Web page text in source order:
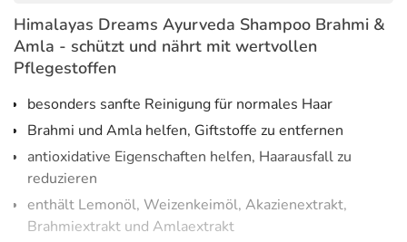
Himalayas Dreams Ayurveda Shampoo Brahmi &
Amla - schützt und nährt mit wertvollen
Pflegestoffen
besonders sanfte Reinigung für normales Haar
Brahmi und Amla helfen, Giftstoffe zu entfernen
antioxidative Eigenschaften helfen, Haarausfall zu
reduzieren
enthält Lemonöl, Weizenkeimöl, Akazienextrakt,
Brahmiextrakt und Amlaextrakt